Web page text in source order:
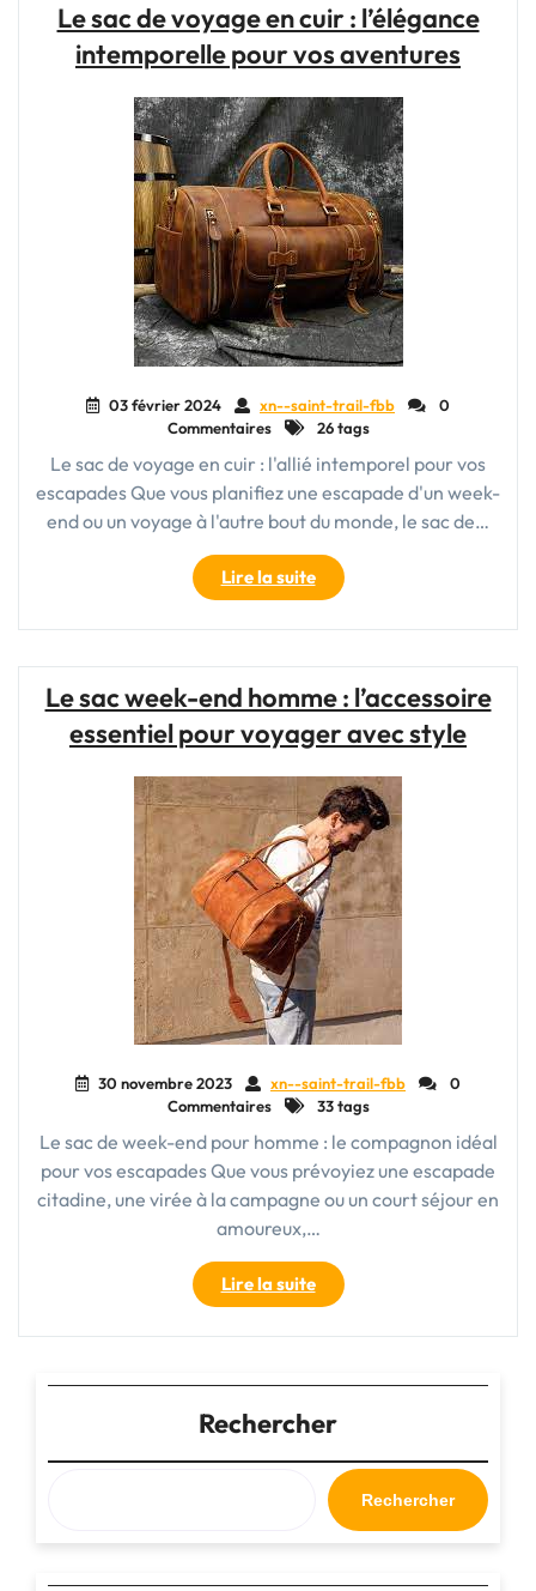
Sac
de
en
Cuir
Marron,
Compagnon
de
Voyage
Idéal"
Le sac de voyage en cuir : l’élégance
intemporelle pour vos aventures
03 février 2024 xn--saint-trail-fbb
0
Commentaires
26 tags
Le sac de voyage en cuir : l'allié intemporel pour vos
escapades Que vous planifiez une escapade d'un week-
end ou un voyage à l'autre bout du monde, le sac de…
Lire la suite"Le
sac
de
cuir
:
intemporelle
pour
vos
aventures"
Le sac week-end homme : l’accessoire
essentiel pour voyager avec style
30 novembre 2023 xn--saint-trail-fbb
0
Commentaires
33 tags
Le sac de week-end pour homme : le compagnon idéal
pour vos escapades Que vous prévoyiez une escapade
citadine, une virée à la campagne ou un court séjour en
amoureux,…
Lire la suite"Le
sac
week-
homme
:
l’accessoire
essentiel
pour
voyager
Rechercher
Rechercher